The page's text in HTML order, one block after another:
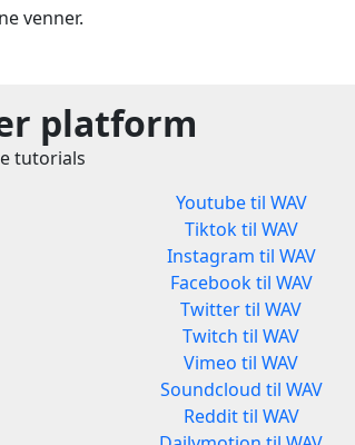
venner.
platform
tutorials
Youtube til WAV
Tiktok til WAV
Instagram til WAV
Facebook til WAV
Twitter til WAV
Twitch til WAV
Vimeo til WAV
Soundcloud til WAV
Reddit til WAV